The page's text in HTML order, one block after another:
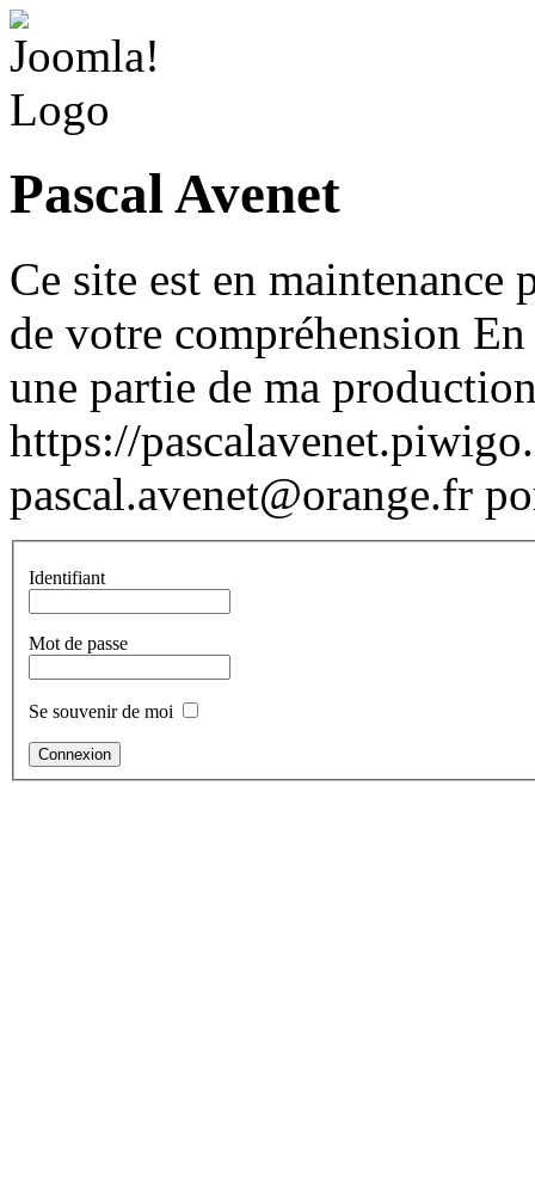
Pascal Avenet
Ce site est en
de votre compréhension
une partie de ma
https://
pascal.avenet@orange.fr
Identifiant
Mot de passe
Se souvenir de moi